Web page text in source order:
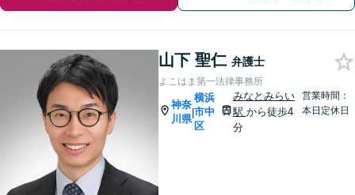
山下 聖仁 弁護士
よこはま第一法律事務所
神奈
川県
|
横浜
市中
区
みなとみらい
駅 から徒歩4
分
営業時間：
本日定休日